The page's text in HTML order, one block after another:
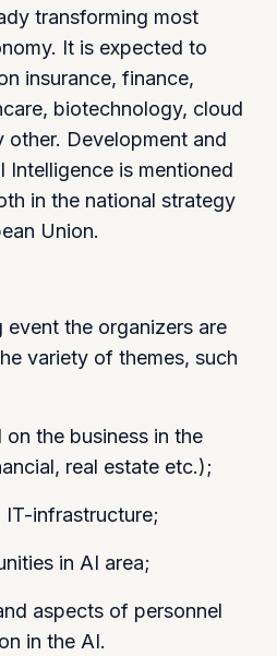
transforming most
It is expected to
insurance, finance,
biotechnology, cloud
other. Development and
is mentioned
in the national strategy
Union.
event the organizers are
variety of themes, such
the business in the
real estate etc.);
infrastructure;
in AI area;
aspects of personnel
in the AI.